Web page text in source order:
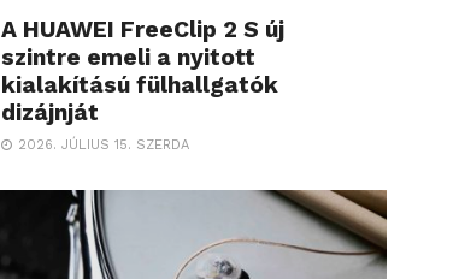
A HUAWEI FreeClip 2 S új
szintre emeli a nyitott
kialakítású fülhallgatók
dizájnját
2026. JÚLIUS 15. SZERDA